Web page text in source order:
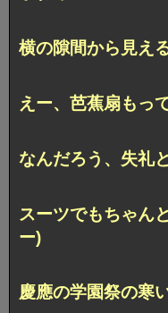
横の隙間から見え
えー、芭蕉扇もっ
なんだろう、失礼
スーツでもちゃん
ー)
慶應の学園祭の寒